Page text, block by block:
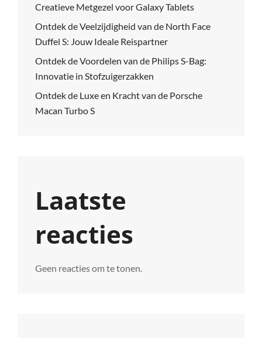
Creatieve Metgezel voor Galaxy Tablets
Ontdek de Veelzijdigheid van de North Face
Duffel S: Jouw Ideale Reispartner
Ontdek de Voordelen van de Philips S-Bag:
Innovatie in Stofzuigerzakken
Ontdek de Luxe en Kracht van de Porsche
Macan Turbo S
Laatste
reacties
Geen reacties om te tonen.